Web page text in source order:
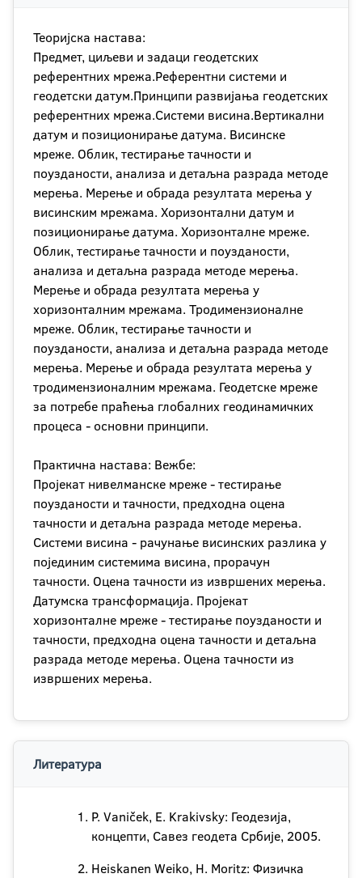
Теоријска настава:
Предмет, циљеви и задаци геодетских
референтних мрежа.Референтни системи и
геодетски датум.Принципи развијања геодетских
референтних мрежа.Системи висина.Вертикални
датум и позиционирање датума. Висинске
мреже. Облик, тестирање тачности и
поузданости, анализа и детаљна разрада методе
мерења. Мерење и обрада резултата мерења у
висинским мрежама. Хоризонтални датум и
позиционирање датума. Хоризонталне мреже.
Облик, тестирање тачности и поузданости,
анализа и детаљна разрада методе мерења.
Мерење и обрада резултата мерења у
хоризонталним мрежама. Тродимензионалне
мреже. Облик, тестирање тачности и
поузданости, анализа и детаљна разрада методе
мерења. Мерење и обрада резултата мерења у
тродимензионалним мрежама. Геодетске мреже
за потребе праћења глобалних геодинамичких
процеса - основни принципи.
Практична настава: Вежбе:
Пројекат нивелманске мреже - тестирање
поузданости и тачности, предходна оцена
тачности и детаљна разрада методе мерења.
Системи висина - рачунање висинских разлика у
појединим системима висина, прорачун
тачности. Оцена тачности из извршених мерења.
Датумска трансформација. Пројекат
хоризонталне мреже - тестирање поузданости и
тачности, предходна оцена тачности и детаљна
разрада методе мерења. Оцена тачности из
извршених мерења.
Литература
P. Vaniček, E. Krakivsky: Геодезија,
концепти, Савез геодета Србије, 2005.
Heiskanen Weiko, H. Moritz: Физичка